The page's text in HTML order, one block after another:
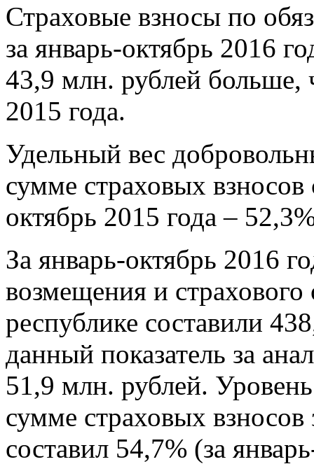
Страховые взносы по
за январь-октябрь 2016
43,9 млн. рублей больше,
2015 года.
Удельный вес
сумме страховых взносов
октябрь 2015 года –
За январь-октябрь 2016
возмещения и
республике составили
данный показатель за
51,9 млн. рублей.
сумме страховых взносов
составил 54,7% (за